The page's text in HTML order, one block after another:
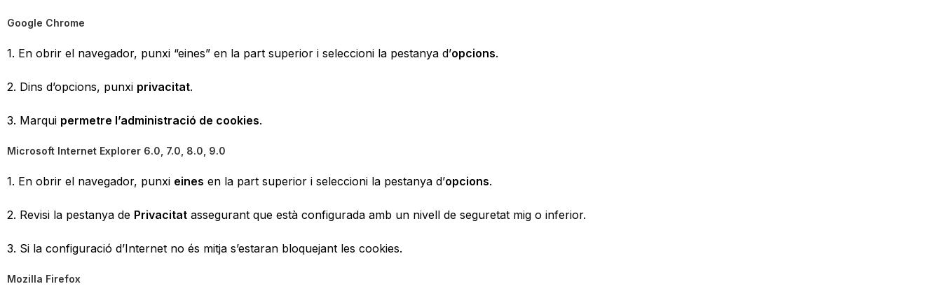
Google Chrome
1. En obrir el navegador, punxi “eines” en la part superior i seleccioni la pestanya d’opcions.
2. Dins d’opcions, punxi privacitat.
3. Marqui permetre l’administració de cookies.
Microsoft Internet Explorer 6.0, 7.0, 8.0, 9.0
1. En obrir el navegador, punxi eines en la part superior i seleccioni la pestanya d’opcions.
2. Revisi la pestanya de Privacitat assegurant que està configurada amb un nivell de seguretat mig o inferior.
3. Si la configuració d’Internet no és mitja s’estaran bloquejant les cookies.
Mozilla Firefox